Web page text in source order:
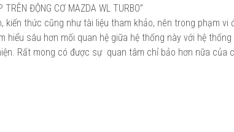
ĐỘNG CƠ MAZDA WL TURBO”
thức cũng như tài liệu tham khảo, nên trong phạm vi
sâu hơn mối quan hệ giữa hệ thống này với hệ
Rất mong có được sự quan tâm chỉ bảo hơn nữa của